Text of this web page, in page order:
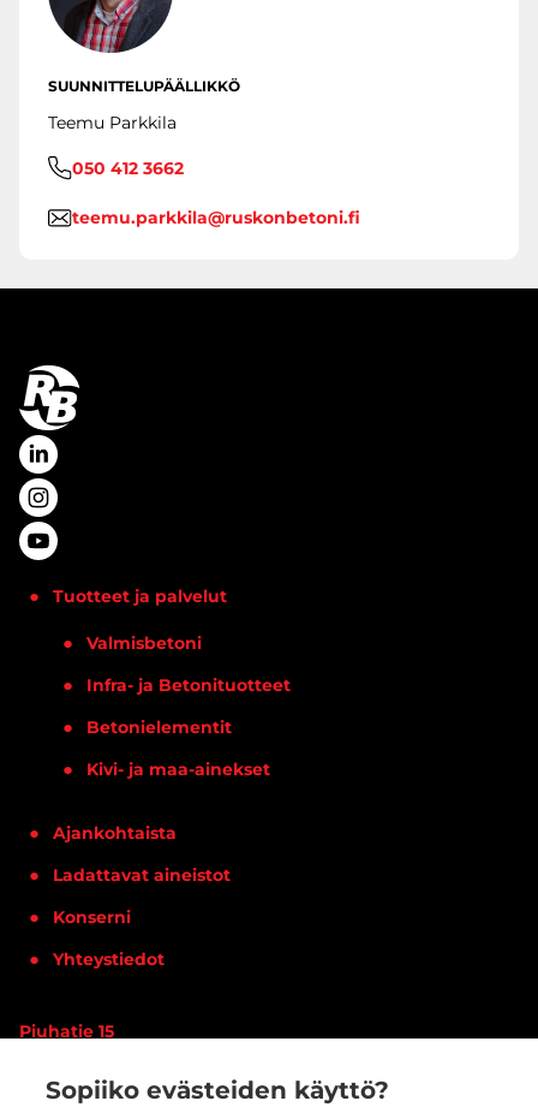
Sopiiko evästeiden käyttö?
SUUNNITTELUPÄÄLLIKKÖ
Teemu Parkkila
050 412 3662
teemu.parkkila@ruskonbetoni.fi
Tuotteet ja palvelut
Valmisbetoni
Infra- ja Betonituotteet
Betonielementit
Kivi- ja maa-ainekset
Ajankohtaista
Ladattavat aineistot
Konserni
Yhteystiedot
Piuhatie 15